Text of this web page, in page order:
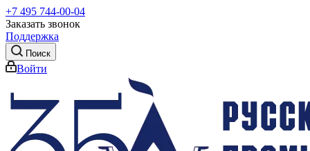
+7 495 744-00-04
Заказать звонок
Поддержка
Поиск
Войти